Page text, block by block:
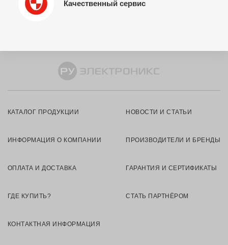
Качественный сервис
КАТАЛОГ ПРОДУКЦИИ НОВОСТИ И СТАТЬИ
ИНФОРМАЦИЯ О КОМПАНИИ ПРОИЗВОДИТЕЛИ И БРЕНДЫ
ОПЛАТА И ДОСТАВКА ГАРАНТИЯ И СЕРТИФИКАТЫ
ГДЕ КУПИТЬ? СТАТЬ ПАРТНЁРОМ
КОНТАКТНАЯ ИНФОРМАЦИЯ